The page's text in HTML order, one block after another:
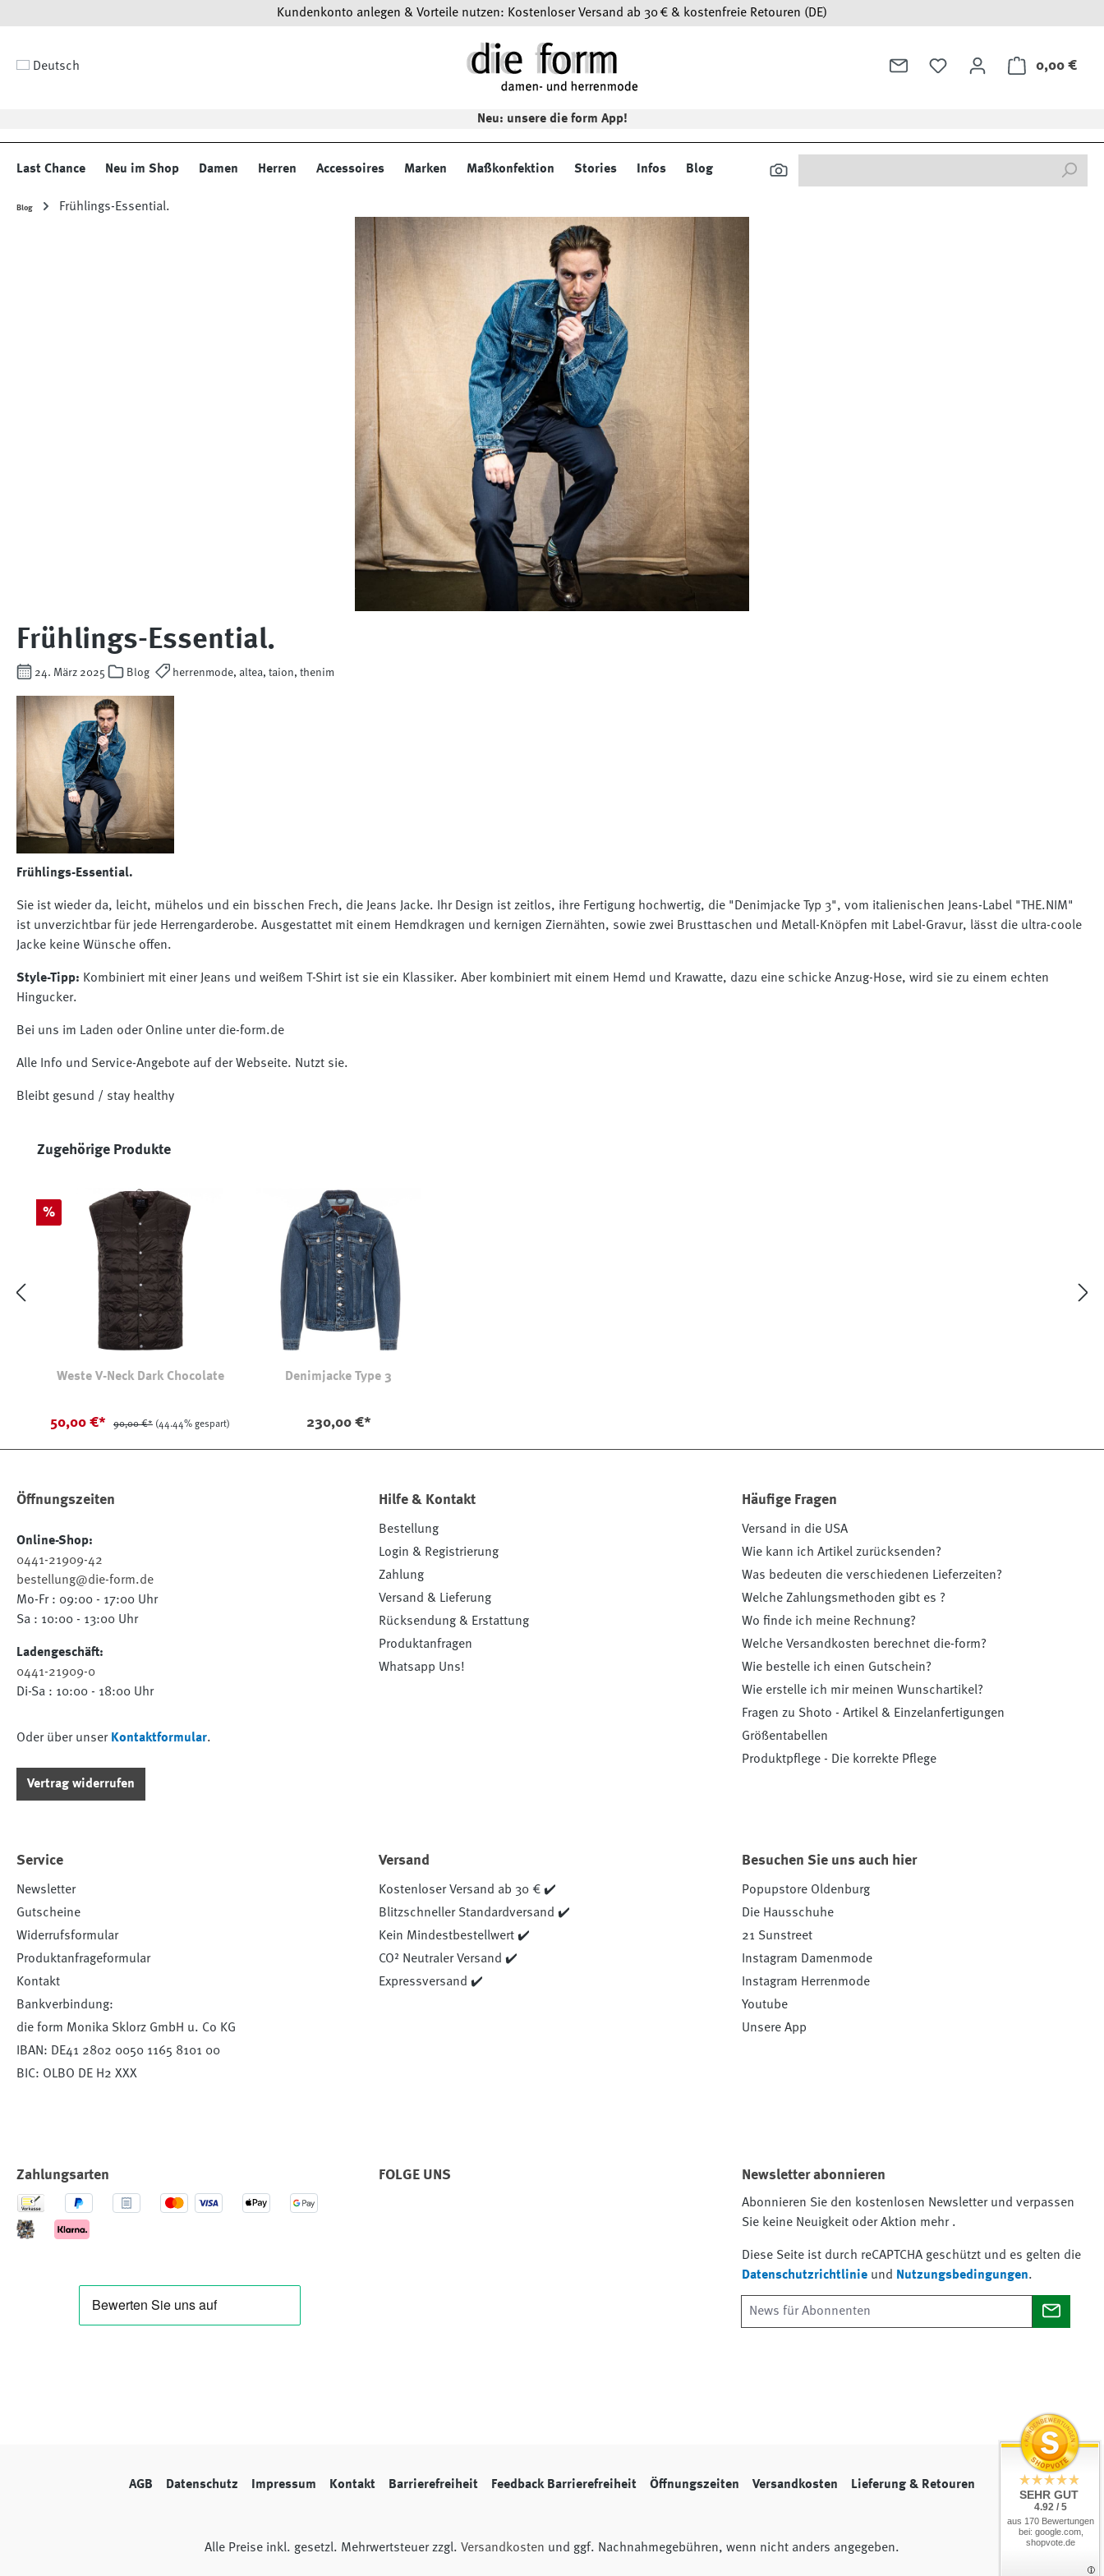
Kundenkonto anlegen & Vorteile nutzen: Kostenloser Versand ab 30 € & kostenfreie Retouren (DE)
Deutsch 0,00 €
Neu: unsere die form App!
Last Chance Neu im Shop Damen Herren Accessoires Marken Maßkonfektion Stories Infos Blog
Blog Frühlings-Essential.
Frühlings-Essential.
24. März 2025 Blog herrenmode, altea, taion, thenim
Frühlings-Essential.
Sie ist wieder da, leicht, mühelos und ein bisschen Frech, die Jeans Jacke. Ihr Design ist zeitlos, ihre Fertigung hochwertig, die "Denimjacke Typ 3", vom italienischen Jeans-Label "THE.NIM"
ist unverzichtbar für jede Herrengarderobe. Ausgestattet mit einem Hemdkragen und kernigen Ziernähten, sowie zwei Brusttaschen und Metall-Knöpfen mit Label-Gravur, lässt die ultra-coole
Jacke keine Wünsche offen.
Style-Tipp: Kombiniert mit einer Jeans und weißem T-Shirt ist sie ein Klassiker. Aber kombiniert mit einem Hemd und Krawatte, dazu eine schicke Anzug-Hose, wird sie zu einem echten
Hingucker.
Bei uns im Laden oder Online unter die-form.de
Alle Info und Service-Angebote auf der Webseite. Nutzt sie.
Bleibt gesund / stay healthy
Produktgalerie überspringen
Zugehörige Produkte
Rabatt
%
Weste V-Neck Dark Chocolate
50,00 €* 90,00 €* (44.44% gespart)
Denimjacke Type 3
230,00 €*
Öffnungszeiten
Online-Shop:
0441-21909-42
bestellung@die-form.de
Mo-Fr : 09:00 - 17:00 Uhr
Sa : 10:00 - 13:00 Uhr
Ladengeschäft:
0441-21909-0
Di-Sa : 10:00 - 18:00 Uhr
Oder über unser Kontaktformular.
Vertrag widerrufen
Hilfe & Kontakt
Bestellung
Login & Registrierung
Zahlung
Versand & Lieferung
Rücksendung & Erstattung
Produktanfragen
Whatsapp Uns!
Häufige Fragen
Versand in die USA
Wie kann ich Artikel zurücksenden?
Was bedeuten die verschiedenen Lieferzeiten?
Welche Zahlungsmethoden gibt es ?
Wo finde ich meine Rechnung?
Welche Versandkosten berechnet die-form?
Wie bestelle ich einen Gutschein?
Wie erstelle ich mir meinen Wunschartikel?
Fragen zu Shoto - Artikel & Einzelanfertigungen
Größentabellen
Produktpflege - Die korrekte Pflege
Service
Newsletter
Gutscheine
Widerrufsformular
Produktanfrageformular
Kontakt
Bankverbindung:
die form Monika Sklorz GmbH u. Co KG
IBAN: DE41 2802 0050 1165 8101 00
BIC: OLBO DE H2 XXX
Versand
Kostenloser Versand ab 30 € ✔️
Blitzschneller Standardversand ✔️
Kein Mindestbestellwert ✔️
CO² Neutraler Versand ✔️
Expressversand ✔️
Besuchen Sie uns auch hier
Popupstore Oldenburg
Die Hausschuhe
21 Sunstreet
Instagram Damenmode
Instagram Herrenmode
Youtube
Unsere App
Zahlungsarten FOLGE UNS Newsletter abonnieren
Abonnieren Sie den kostenlosen Newsletter und verpassen
Sie keine Neuigkeit oder Aktion mehr .
Diese Seite ist durch reCAPTCHA geschützt und es gelten die
Datenschutzrichtlinieund Nutzungsbedingungen.
AGB Datenschutz Impressum Kontakt Barrierefreiheit Feedback Barrierefreiheit Öffnungszeiten Versandkosten Lieferung & Retouren
Alle Preise inkl. gesetzl. Mehrwertsteuer zzgl. Versandkosten und ggf. Nachnahmegebühren, wenn nicht anders angegeben.
SEHR GUT
4.92 / 5
aus 170 Bewertungen
bei: google.com,
shopvote.de